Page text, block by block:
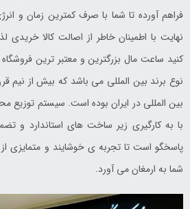
فراهم آورده تا شما با صرف کمترین زمان و
نهایت با اطمینان خاطر از اصالت کالا
نوع برند بین المللی می باشد که بیش از نیم
بین المللی در ایران بوده است. سیستم توزیع
با به کارگیری زیر ساخت های استاندارد و
پاسخگو است تا تجربه ی خوشایند و متمایزی
شما به ارمغان می آورد.